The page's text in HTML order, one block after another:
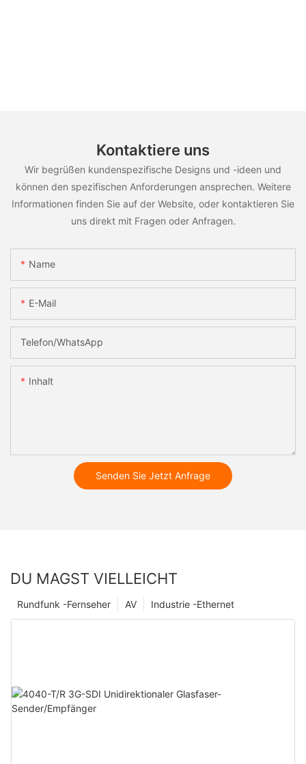
Kontaktiere uns
Wir begrüßen kundenspezifische Designs und -ideen und
können den spezifischen Anforderungen ansprechen. Weitere
Informationen finden Sie auf der Website, oder kontaktieren Sie
uns direkt mit Fragen oder Anfragen.
Name
E-Mail
Telefon/WhatsApp
Inhalt
Senden Sie Jetzt Anfrage
DU MAGST VIELLEICHT
Industrie -Ethernet
AV
Rundfunk -Fernseher